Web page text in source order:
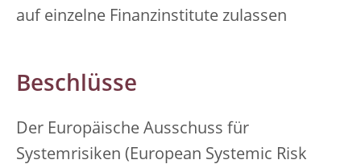
auf einzelne Finanzinstitute zulassen
Beschlüsse
Der Europäische Ausschuss für
Systemrisiken (European Systemic Risk